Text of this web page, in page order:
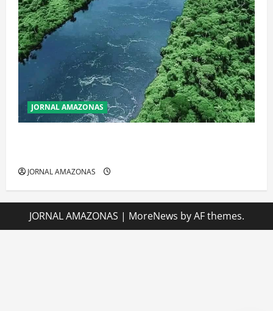
JORNAL AMAZONAS
JORNAL AMAZONAS
JORNAL AMAZONAS | MoreNews by AF themes.